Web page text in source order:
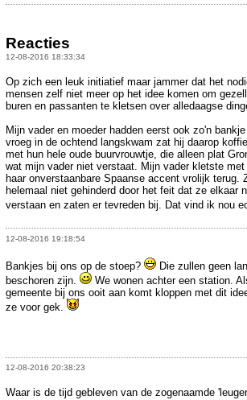
Reacties
12-08-2016 18:33:34
Op zich een leuk initiatief maar jammer dat het
mensen zelf niet meer op het idee komen om
buren en passanten te kletsen over alledaagse
Mijn vader en moeder hadden eerst ook zo'n
vroeg in de ochtend langskwam zat hij daarop
met hun hele oude buurvrouwtje, die alleen plat
wat mijn vader niet verstaat. Mijn vader kletste
haar onverstaanbare Spaanse accent vrolijk terug.
helemaal niet gehinderd door het feit dat ze elkaar
verstaan en zaten er tevreden bij. Dat vind ik nou
12-08-2016 19:18:54
Bankjes bij ons op de stoep?
Die zullen geen
beschoren zijn.
We wonen achter een station.
gemeente bij ons ooit aan komt kloppen met dit
ze voor gek.
12-08-2016 20:38:23
Waar is de tijd gebleven van de zogenaamde